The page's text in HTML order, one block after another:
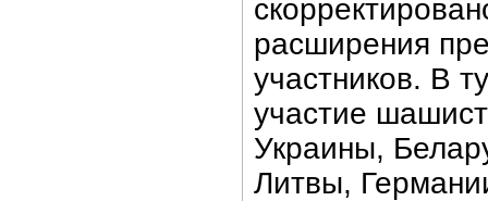
расширения
участников. В
участие
Украины,
Литвы,